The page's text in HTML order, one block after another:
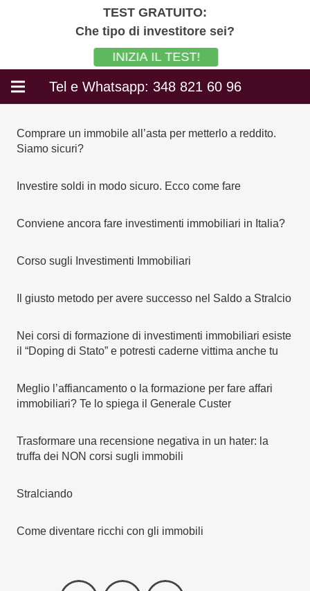
TEST GRATUITO:
Che tipo di investitore sei?
INIZIA IL TEST!
Tel e Whatsapp: 348 821 60 96
Comprare un immobile all’asta per metterlo a reddito.
Siamo sicuri?
Investire soldi in modo sicuro. Ecco come fare
Conviene ancora fare investimenti immobiliari in Italia?
Corso sugli Investimenti Immobiliari
Il giusto metodo per avere successo nel Saldo a Stralcio
Nei corsi di formazione di investimenti immobiliari esiste
il “Doping di Stato” e potresti caderne vittima anche tu
Meglio l’affiancamento o la formazione per fare affari
immobiliari? Te lo spiega il Generale Custer
Trasformare una recensione negativa in un hater: la
truffa dei NON corsi sugli immobili
Stralciando
Come diventare ricchi con gli immobili